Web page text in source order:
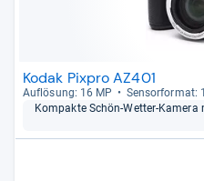
Kodak Pixpro AZ401
Auf­lö­sung: 16 MP Sen­sor­for­mat:
Kom­pakte Schön-​Wet­ter-​